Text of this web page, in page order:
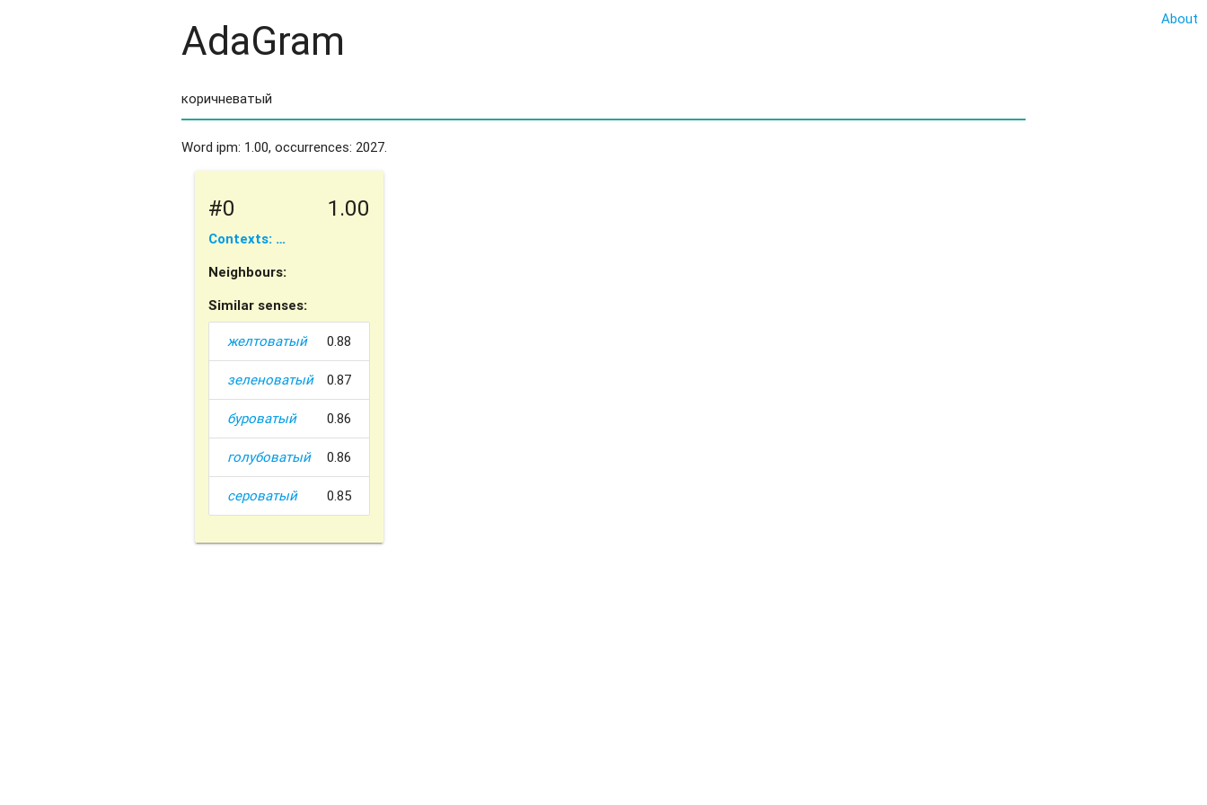
About
AdaGram
Word ipm: 1.00, occurrences: 2027.
#0 1.00
Contexts: …
Neighbours:
Similar senses:
желтоватый 0.88
зеленоватый 0.87
буроватый 0.86
голубоватый 0.86
сероватый 0.85